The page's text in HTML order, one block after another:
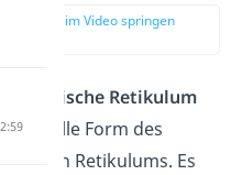
zur Stelle im Video springen
Retikulum
spezielle Form des
Retikulums. Es